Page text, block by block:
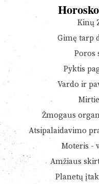
Kinų
Gimę tarp
Poros
Pyktis
Vardo ir
Žmogaus
Atsipalaidavimo
Moteris -
Amžiaus
Planetų